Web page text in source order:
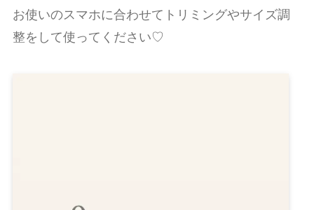
お使いのスマホに合わせてトリミングやサイズ調
整をして使ってください♡